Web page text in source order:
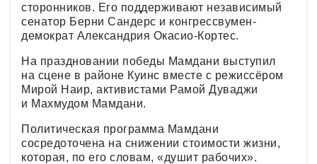
сторонников. Его поддерживают независимый
сенатор Берни Сандерс и конгрессвумен-
демократ Александрия Окасио-Кортес.
На праздновании победы Мамдани выступил
на сцене в районе Куинс вместе с режиссёром
Мирой Наир, активистами Рамой Дуваджи
и Махмудом Мамдани.
Политическая программа Мамдани
сосредоточена на снижении стоимости жизни,
которая, по его словам, «душит рабочих».